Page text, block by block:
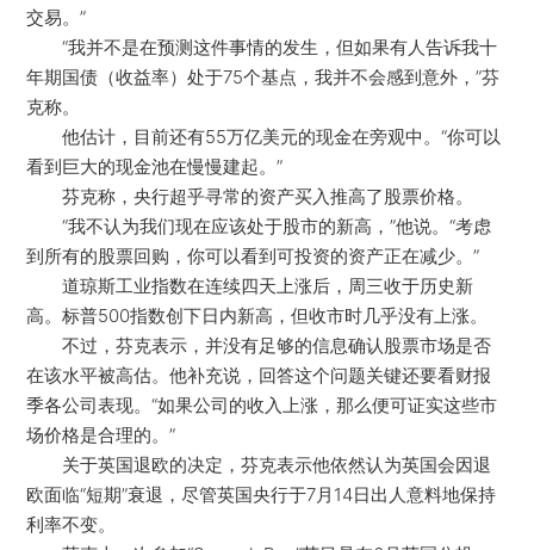
交易。”
“我并不是在预测这件事情的发生，但如果有人告诉我十
年期国债（收益率）处于75个基点，我并不会感到意外，”芬
克称。
他估计，目前还有55万亿美元的现金在旁观中。“你可以
看到巨大的现金池在慢慢建起。”
芬克称，央行超乎寻常的资产买入推高了股票价格。
“我不认为我们现在应该处于股市的新高，”他说。“考虑
到所有的股票回购，你可以看到可投资的资产正在减少。”
道琼斯工业指数在连续四天上涨后，周三收于历史新
高。标普500指数创下日内新高，但收市时几乎没有上涨。
不过，芬克表示，并没有足够的信息确认股票市场是否
在该水平被高估。他补充说，回答这个问题关键还要看财报
季各公司表现。“如果公司的收入上涨，那么便可证实这些市
场价格是合理的。”
关于英国退欧的决定，芬克表示他依然认为英国会因退
欧面临“短期”衰退，尽管英国央行于7月14日出人意料地保持
利率不变。